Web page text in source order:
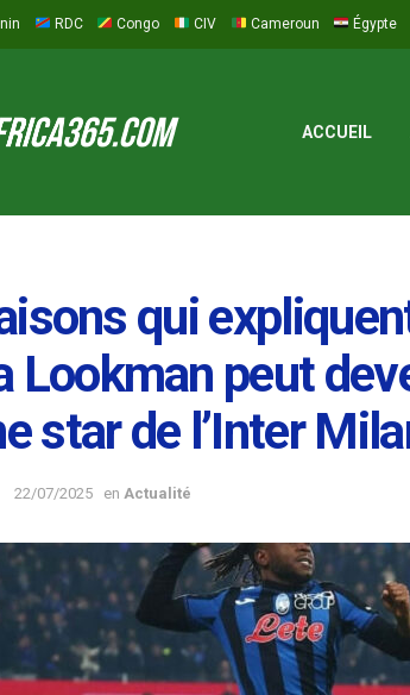
RDC Congo CIV Cameroun Égypte
ACCUEIL
qui
Lookman peut
star de l’Inter
22/07/2025 en Actualité